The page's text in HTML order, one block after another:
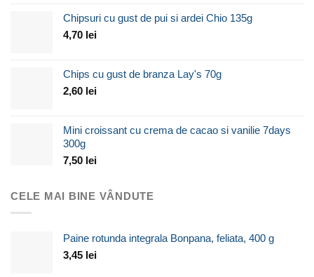
Chipsuri cu gust de pui si ardei Chio 135g
4,70 lei
Chips cu gust de branza Lay's 70g
2,60 lei
Mini croissant cu crema de cacao si vanilie 7days
300g
7,50 lei
CELE MAI BINE VÂNDUTE
Paine rotunda integrala Bonpana, feliata, 400 g
3,45 lei